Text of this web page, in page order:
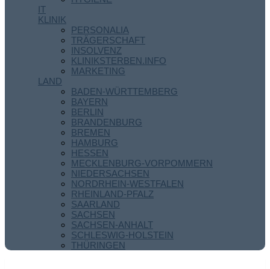
IT
KLINIK
PERSONALIA
TRÄGERSCHAFT
INSOLVENZ
KLINIKSTERBEN.INFO
MARKETING
LAND
BADEN-WÜRTTEMBERG
BAYERN
BERLIN
BRANDENBURG
BREMEN
HAMBURG
HESSEN
MECKLENBURG-VORPOMMERN
NIEDERSACHSEN
NORDRHEIN-WESTFALEN
RHEINLAND-PFALZ
SAARLAND
SACHSEN
SACHSEN-ANHALT
SCHLESWIG-HOLSTEIN
THÜRINGEN